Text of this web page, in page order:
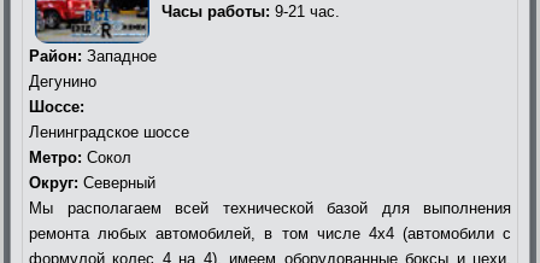
Часы работы: 9-21 час.
Район: Западное
Дегунино
Шоссе:
Ленинградское шоссе
Метро: Сокол
Округ: Северный
Мы располагаем всей технической базой для выполнения
ремонта любых автомобилей, в том числе 4х4 (автомобили с
формулой колес 4 на 4), имеем оборудованные боксы и цехи.